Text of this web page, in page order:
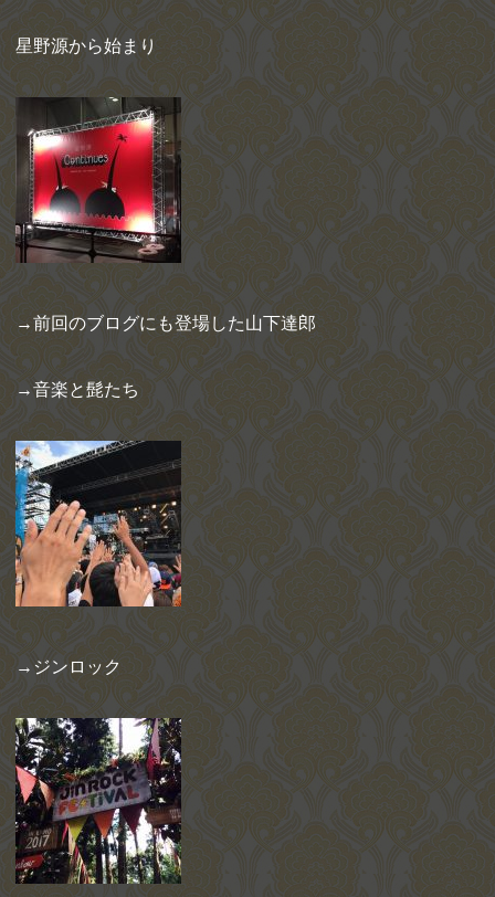
星野源から始まり
→前回のブログにも登場した山下達郎
→音楽と髭たち
→ジンロック